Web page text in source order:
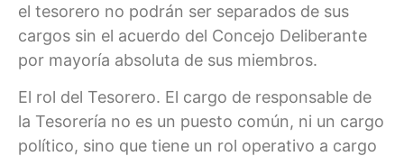
el tesorero no podrán ser separados de sus
cargos sin el acuerdo del Concejo Deliberante
por mayoría absoluta de sus miembros.
El rol del Tesorero. El cargo de responsable de
la Tesorería no es un puesto común, ni un cargo
político, sino que tiene un rol operativo a cargo